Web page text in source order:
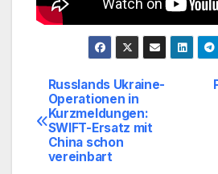
Russlands Ukraine-
Operationen in
Kurzmeldungen:
SWIFT-Ersatz mit
China schon
vereinbart